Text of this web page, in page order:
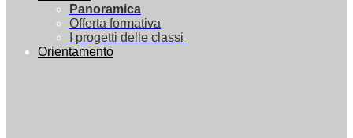
Panoramica
Offerta formativa
I progetti delle classi
Orientamento